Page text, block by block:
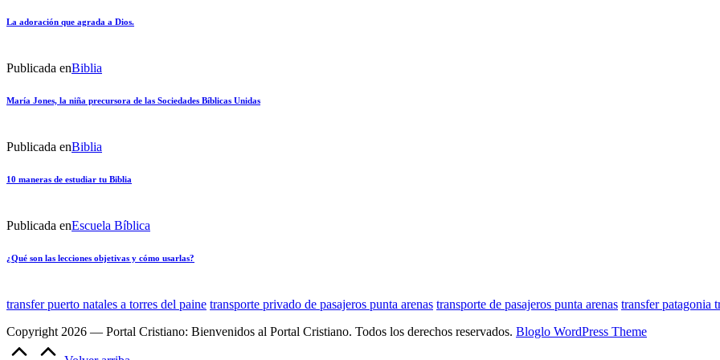
La adoración que agrada a Dios.
Publicada enBiblia
María Jones, la niña precursora de las Sociedades Bíblicas Unidas
Publicada enBiblia
10 maneras de estudiar tu Biblia
Publicada enEscuela Bíblica
¿Qué son las lecciones objetivas y cómo usarlas?
transfer puerto natales a torres del paine transporte privado de pasajeros punta arenas transporte de pasajeros punta arenas transfer patagonia
Copyright 2026 — Portal Cristiano: Bienvenidos al Portal Cristiano. Todos los derechos reservados. Bloglo WordPress Theme